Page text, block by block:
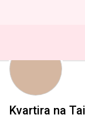
Kvartira na